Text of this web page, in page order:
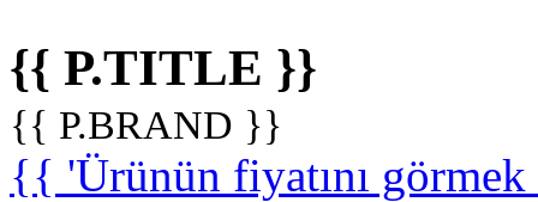
{{ P.TITLE }}
{{ P.BRAND }}
{{ 'Ürünün fiyatını